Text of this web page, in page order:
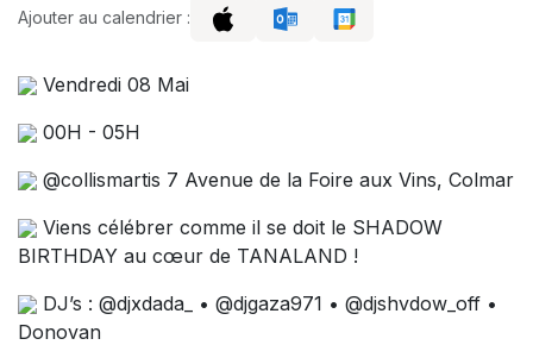
Ajouter au calendrier :
Vendredi 08 Mai
00H - 05H
@collismartis 7 Avenue de la Foire aux Vins, Colmar
Viens célébrer comme il se doit le SHADOW
BIRTHDAY au cœur de TANALAND !
DJ’s : @djxdada_ • @djgaza971 • @djshvdow_off •
Donovan